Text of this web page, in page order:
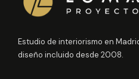
Estudio de interiorismo en
diseño incluido desde 2008.